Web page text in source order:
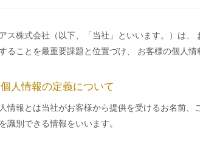
ス株式会社（以下、「当社」といいます。）は
ることを最重要課題と位置づけ、 お客様の個人情
人情報の定義について
情報とは当社がお客様から提供を受けるお名前
識別できる情報をいいます。